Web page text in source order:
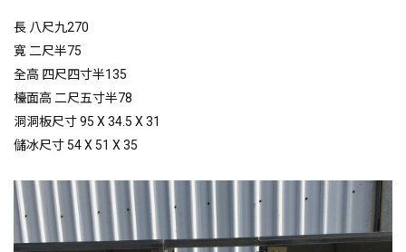
長 八尺九270
寬 二尺半75
全高 四尺四寸半135
檯面高 二尺五寸半78
洞洞板尺寸 95 X 34.5 X 31
儲冰尺寸 54 X 51 X 35